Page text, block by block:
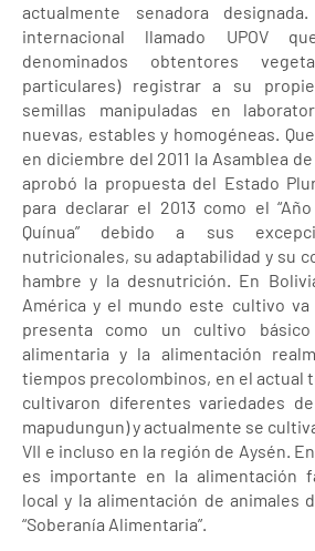
actualmente senadora
internacional llamado UPOV
denominados obtentores
particulares) registrar a su
semillas manipuladas en
nuevas, estables y homogéneas.
en diciembre del 2011 la Asamblea
aprobó la propuesta del Estado
para declarar el 2013 como el
Quínua” debido a sus
nutricionales, su adaptabilidad y su
hambre y la desnutrición. En
América y el mundo este cultivo
presenta como un cultivo
alimentaria y la alimentación
tiempos precolombinos, en el actual
cultivaron diferentes variedades de
mapudungun) y actualmente se
VII e incluso en la región de Aysén.
es importante en la alimentación
local y la alimentación de animales
“Soberanía Alimentaria”.